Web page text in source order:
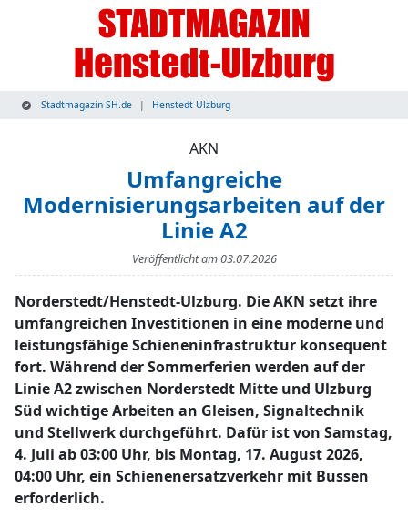
Stadtmagazin-SH.de Henstedt-Ulzburg
AKN
Umfangreiche
Modernisierungsarbeiten auf der
Linie A2
Veröffentlicht am03.07.2026
Norderstedt/Henstedt-Ulzburg. Die AKN setzt ihre
umfangreichen Investitionen in eine moderne und
leistungsfähige Schieneninfrastruktur konsequent
fort. Während der Sommerferien werden auf der
Linie A2 zwischen Norderstedt Mitte und Ulzburg
Süd wichtige Arbeiten an Gleisen, Signaltechnik
und Stellwerk durchgeführt. Dafür ist von Samstag,
4. Juli ab 03:00 Uhr, bis Montag, 17. August 2026,
04:00 Uhr, ein Schienenersatzverkehr mit Bussen
erforderlich.